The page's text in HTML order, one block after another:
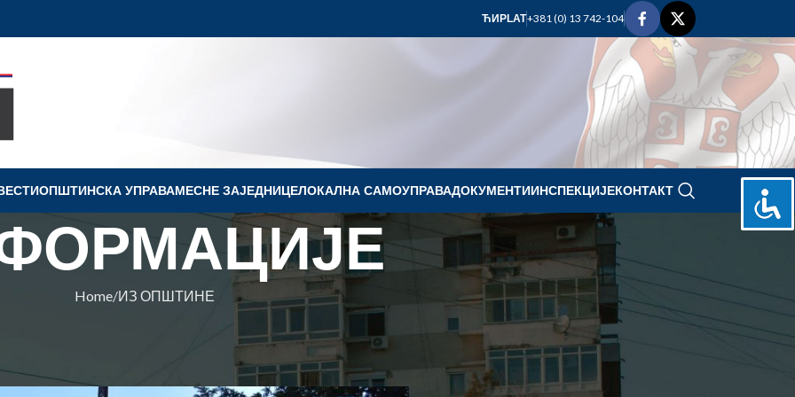
ЋИРLAT+381 (0) 13 742-104
OПШТИНСКА УПРАВАМЕСНЕ ЗАЈЕДНИЦЕЛОКАЛНА САМОУПРАВАДОКУМЕНТИИНСПЕКЦИЈЕКОНТАКТ
Home ИЗ ОПШТИНЕ
ПРАЗНИКА РАДА
Ковин
april 2022.
U S Č P
1